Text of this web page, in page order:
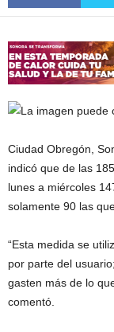
Ciudad Obregón,
indicó que de las
lunes a miércoles
solamente 90 las
“Esta medida se
por parte del
gasten más de lo
comentó.